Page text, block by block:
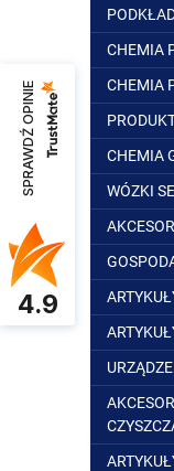
CHEMIA
CHEMIA
CHEMIA
WÓZKI
SPRAWDŹ OPINIE
4.9